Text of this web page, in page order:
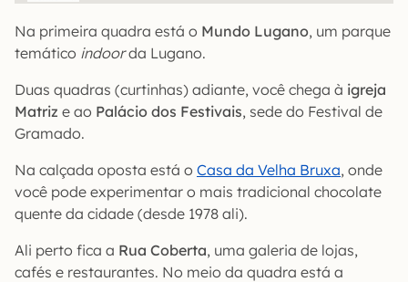
Na primeira quadra está o Mundo Lugano, um parque
temático indoorda Lugano.
Duas quadras (curtinhas) adiante, você chega à igreja
Matriz e ao Palácio dos Festivais, sede do Festival de
Gramado.
Na calçada oposta está o Casa da Velha Bruxa, onde
você pode experimentar o mais tradicional chocolate
quente da cidade (desde 1978 ali).
Ali perto fica a Rua Coberta, uma galeria de lojas,
cafés e restaurantes. No meio da quadra está a